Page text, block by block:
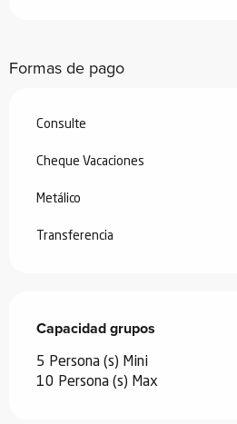
Formas de pago
Consulte
Cheque Vacaciones
Metálico
Transferencia
Capacidad grupos
Capacidad grupos
5 Persona (s) Mini
10 Persona (s) Max